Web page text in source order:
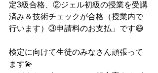
定3級合格、②ジェル初級の授業を受講
済み＆技術チェックが合格（授業内で
行います）③申請料のお支払」です😄
検定に向けて生徒のみなさん頑張って
ます💫